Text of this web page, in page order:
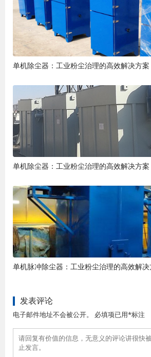
单机除尘器：工业粉尘治理的高效解决方案
单机除尘器：工业粉尘治理的高效解决方案
单机脉冲除尘器：工业粉尘治理的高效解决
发表评论
电子邮件地址不会被公开。 必填项已用*标注